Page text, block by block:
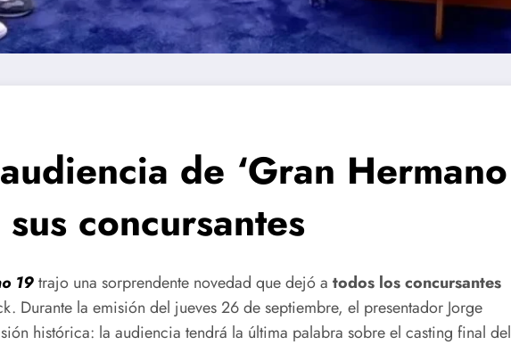
de ‘Gran Hermano
concursantes
19trajo una sorprendente novedad que dejó a todos los concursantes
Durante la emisión del jueves 26 de septiembre, el presentador Jorge
histórica: la audiencia tendrá la última palabra sobre el casting final del